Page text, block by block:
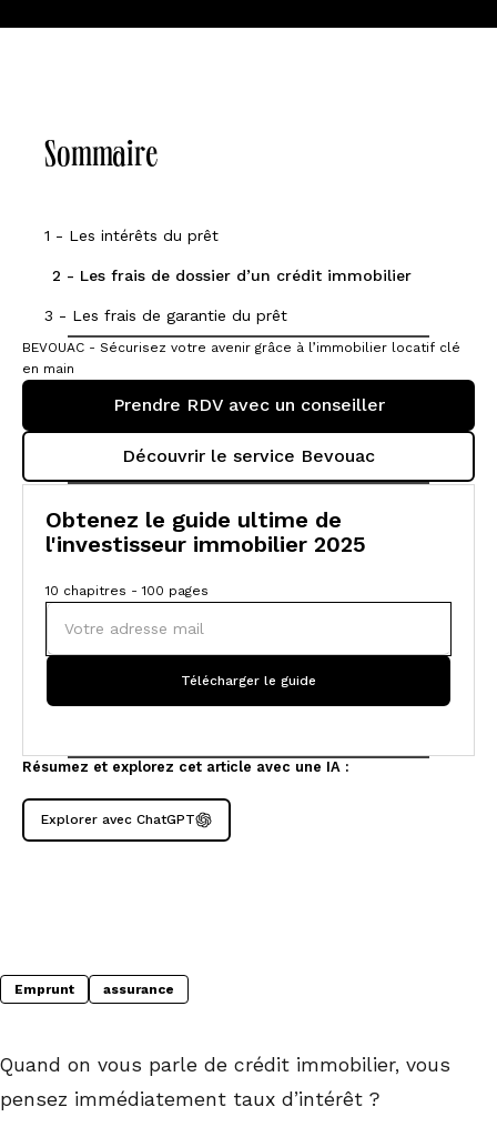
Sommaire
1 - Les intérêts du prêt
2 - Les frais de dossier d’un crédit immobilier
3 - Les frais de garantie du prêt
BEVOUAC - Sécurisez votre avenir grâce à l’immobilier locatif clé
en main
Prendre RDV avec un conseiller
Découvrir le service Bevouac
Obtenez le guide ultime de
l'investisseur immobilier 2025
10 chapitres - 100 pages
Résumez et explorez cet article avec une IA :
Explorer avec ChatGPT
Emprunt assurance
Quand on vous parle de crédit immobilier, vous
pensez immédiatement taux d’intérêt ?